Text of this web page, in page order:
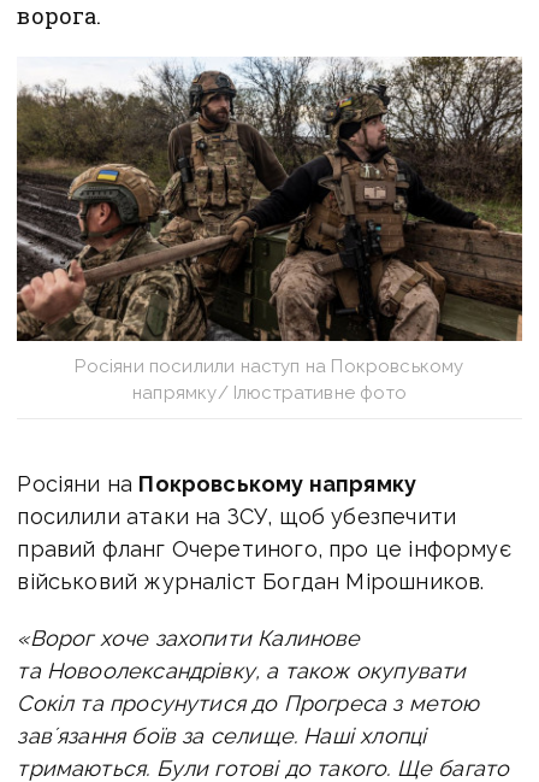
ворога.
Росіяни посилили наступ на Покровському
напрямку/ Ілюстративне фото
Росіяни на Покровському напрямку
посилили атаки на ЗСУ, щоб убезпечити
правий фланг Очеретиного, про це інформує
військовий журналіст Богдан Мірошников.
«Ворог хоче захопити Калинове
та Новоолександрівку, а також окупувати
Сокіл та просунутися до Прогреса з метою
завʼязання боїв за селище. Наші хлопці
тримаються. Були готові до такого. Ще багато